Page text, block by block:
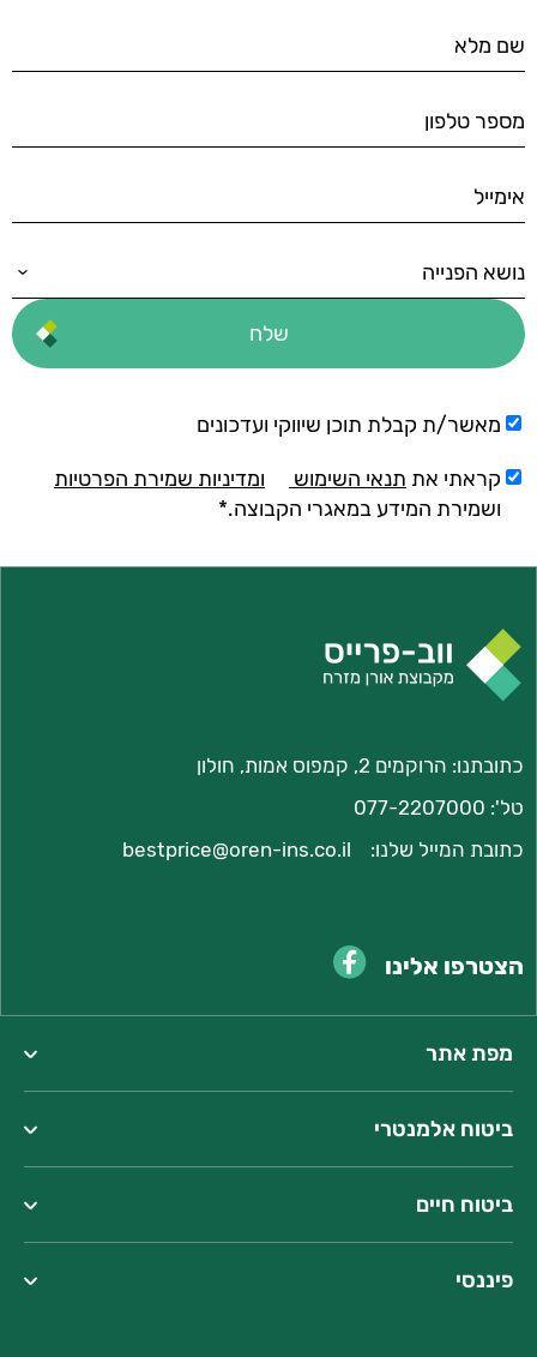
מאשר/ת קבלת תוכן שיווקי ועדכונים
קראתי את תנאי השימוש
ומדיניות שמירת הפרטיות
ושמירת המידע במאגרי הקבוצה.*
כתובתנו: הרוקמים 2, קמפוס אמות, חולון
טל': 077-2207000
כתובת המייל שלנו:
bestprice@oren-ins.co.il
הצטרפו אלינו
מפת אתר
ביטוח אלמנטרי
ביטוח חיים
פיננסי
כתובתנו:המצודה 23, אזור
טל':077-2207000
שעות פעילות: